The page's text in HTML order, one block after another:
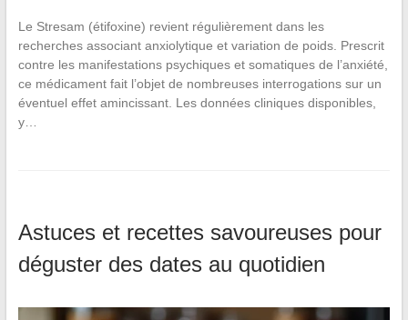
Le Stresam (étifoxine) revient régulièrement dans les
recherches associant anxiolytique et variation de poids. Prescrit
contre les manifestations psychiques et somatiques de l’anxiété,
ce médicament fait l’objet de nombreuses interrogations sur un
éventuel effet amincissant. Les données cliniques disponibles,
y…
Astuces et recettes savoureuses pour
déguster des dates au quotidien